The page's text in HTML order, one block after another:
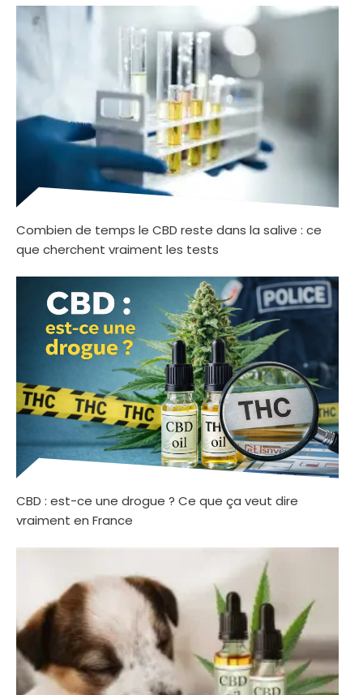
Combien de temps le CBD reste dans la salive : ce
que cherchent vraiment les tests
CBD : est-ce une drogue ? Ce que ça veut dire
vraiment en France